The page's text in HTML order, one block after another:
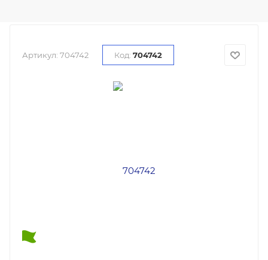
Артикул: 704742 Код: 704742